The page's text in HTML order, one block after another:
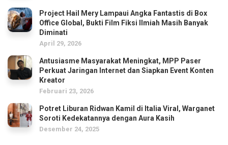
Project Hail Mery Lampaui Angka Fantastis di Box
Office Global, Bukti Film Fiksi Ilmiah Masih Banyak
Diminati
April 29, 2026
Antusiasme Masyarakat Meningkat, MPP Paser
Perkuat Jaringan Internet dan Siapkan Event Konten
Kreator
Februari 23, 2026
Potret Liburan Ridwan Kamil di Italia Viral, Warganet
Soroti Kedekatannya dengan Aura Kasih
Desember 24, 2025